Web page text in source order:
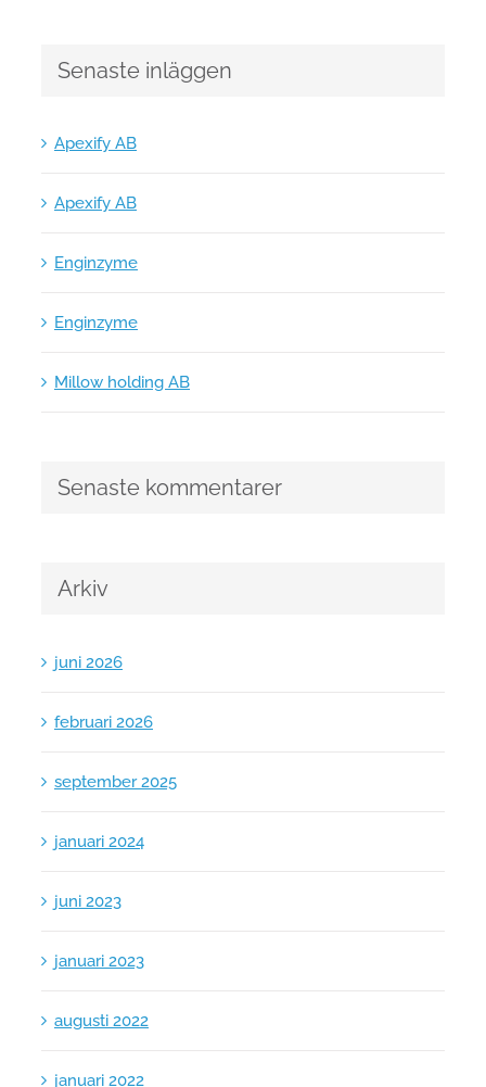
Senaste inläggen
Apexify AB
Apexify AB
Enginzyme
Enginzyme
Millow holding AB
Senaste kommentarer
Arkiv
juni 2026
februari 2026
september 2025
januari 2024
juni 2023
januari 2023
augusti 2022
januari 2022